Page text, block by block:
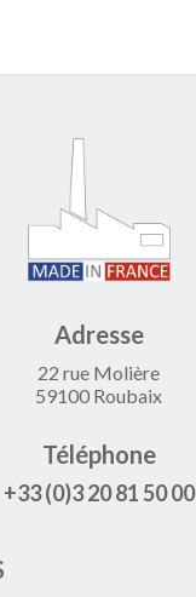
Adresse
22 rue Molière
59100 Roubaix
Téléphone
+33 (0)3 20 81 50 00